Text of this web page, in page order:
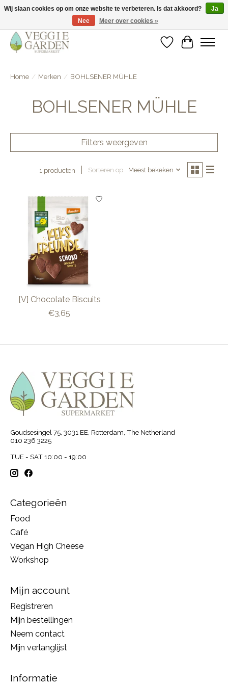
vegan & veggie products | free store pick-up
Verlanglijst
Home / Merken / BOHLSENER MÜHLE
BOHLSENER MÜHLE
Filters weergeven
1 producten Sorteren op Meest bekeken
[V] Chocolate Biscuits
€3,65
Goudsesingel 75, 3031 EE, Rotterdam, The Netherland
010 236 3225
TUE - SAT 10:00 - 19:00
Categorieën
Food
Café
Vegan High Cheese
Workshop
Mijn account
Registreren
Mijn bestellingen
Neem contact
Mijn verlanglijst
Informatie
Wij slaan cookies op om onze website te verbeteren. Is dat akkoord?
Ja
Nee
Meer over cookies »